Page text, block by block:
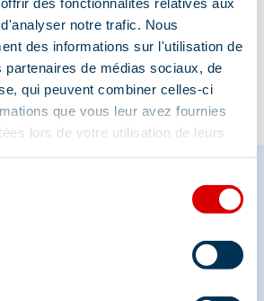
notre trafic. Nous
des informations sur l'utilisation de
partenaires de médias sociaux, de
qui peuvent combiner celles-ci
que vous leur avez fournies
lors de votre utilisation de leurs
mise à jour le
10/01/2025